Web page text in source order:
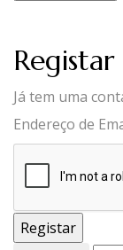
Registar
Já tem uma
Endereço de